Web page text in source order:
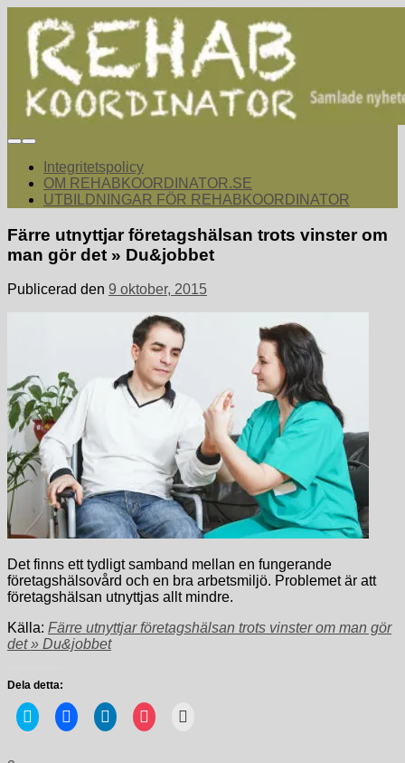
Hoppa
innehåll
samordna rehabiliterande åtgärder för återgång i arbete.
Integritetspolicy
OM REHABKOORDINATOR.SE
UTBILDNINGAR FÖR REHABKOORDINATOR
Färre utnyttjar företagshälsan trots vinster om
man gör det » Du&jobbet
Publicerad den 9 oktober, 2015
Det finns ett tydligt samband mellan en fungerande
företagshälsovård och en bra arbetsmiljö. Problemet är att
företagshälsan utnyttjas allt mindre.
Källa: Färre utnyttjar företagshälsan trots vinster om man gör
det » Du&jobbet
Dela detta:
Klicka
för
Klicka
för
Klicka
för
Klicka
för